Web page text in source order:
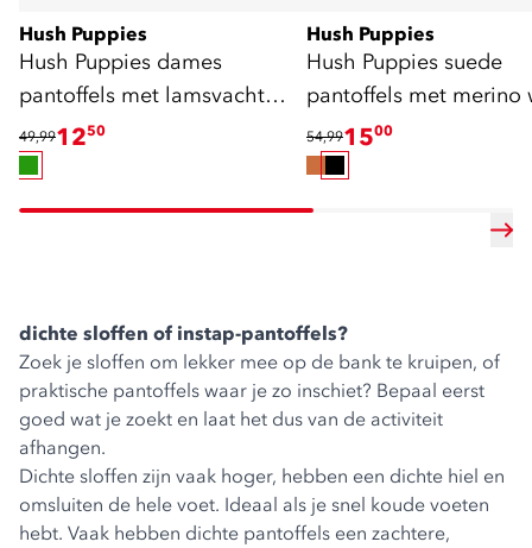
Hush Puppies
Hush Puppies dames
pantoffels met lamsvacht
groen
49,991250
Hush Puppies
Hush Puppies suede
pantoffels met merino
zwart
54,991500
dichte sloffen of instap-pantoffels?
Zoek je sloffen om lekker mee op de bank te kruipen, of
praktische pantoffels waar je zo inschiet? Bepaal eerst
goed wat je zoekt en laat het dus van de activiteit
afhangen.
Dichte sloffen zijn vaak hoger, hebben een dichte hiel en
omsluiten de hele voet. Ideaal als je snel koude voeten
hebt. Vaak hebben dichte pantoffels een zachtere,